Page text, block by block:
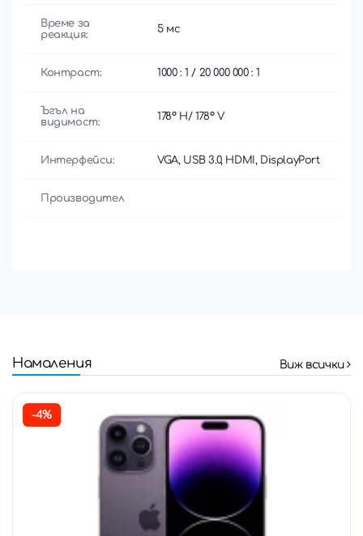
Време за
реакция:
5 мс
Контраст: 1000 : 1 / 20 000 000 : 1
Ъгъл на
видимост:
178° H/ 178° V
Интерфейси: VGA, USB 3.0, HDMI, DisplayPort
Производител
Намаления Виж всички
-4%